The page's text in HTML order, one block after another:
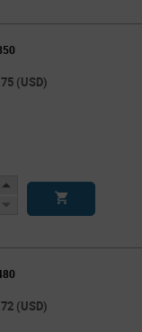
(USD)
Increase
Decrease
(USD)